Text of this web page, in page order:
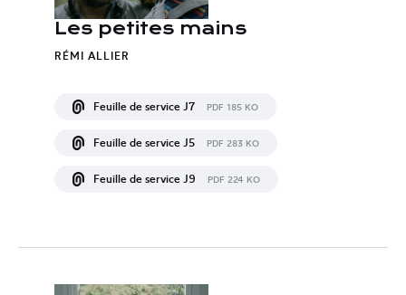
Les petites mains
RÉMI ALLIER
Feuille de service J7 PDF 185 KO
Feuille de service J5 PDF 283 KO
Feuille de service J9 PDF 224 KO